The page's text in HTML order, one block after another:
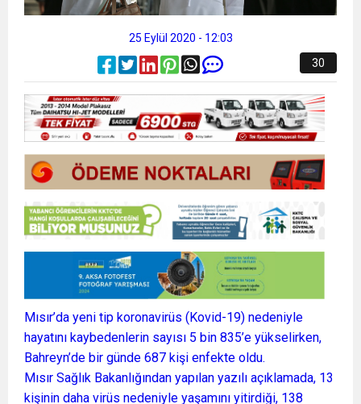
25 Eylül 2020 - 12:03
30
Mısır’da yeni tip koronavirüs (Kovid-19) nedeniyle
hayatını kaybedenlerin sayısı 5 bin 835’e yükselirken,
Bahreyn’de bir günde 687 kişi enfekte oldu.
Mısır Sağlık Bakanlığından yapılan yazılı açıklamada, 13
kişinin daha virüs nedeniyle yaşamını yitirdiği, 138